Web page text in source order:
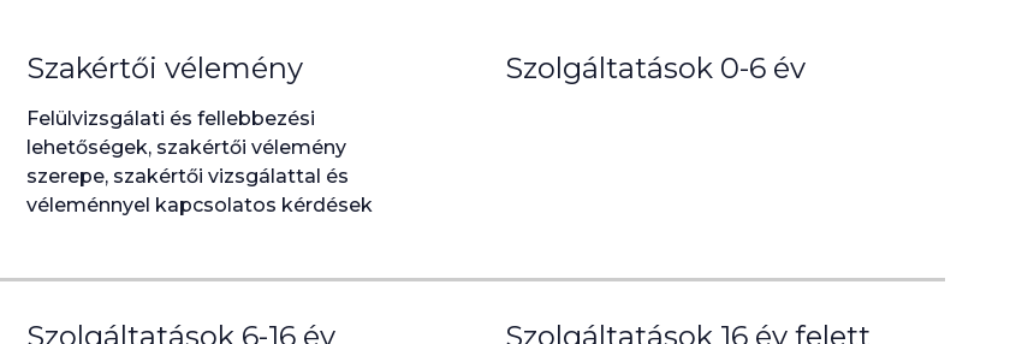
Szakértői vélemény
Felülvizsgálati és fellebbezési
lehetőségek, szakértői vélemény
szerepe, szakértői vizsgálattal és
véleménnyel kapcsolatos kérdések
Szolgáltatások 0-6 év
Szolgáltatások 6-16 év Szolgáltatások 16 év felett